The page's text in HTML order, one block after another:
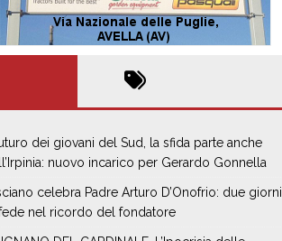
dei giovani del Sud, la sfida parte anche
nuovo incarico per Gerardo Gonnella
celebra Padre Arturo D’Onofrio: due giorni
nel ricordo del fondatore